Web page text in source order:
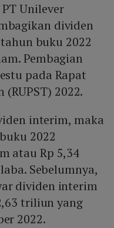
Unilever
dividen
buku 2022
Pembagian
pada Rapat
(RUPST) 2022.
interim, maka
2022
atau Rp 5,34
Sebelumnya,
dividen interim
triliun yang
2022.